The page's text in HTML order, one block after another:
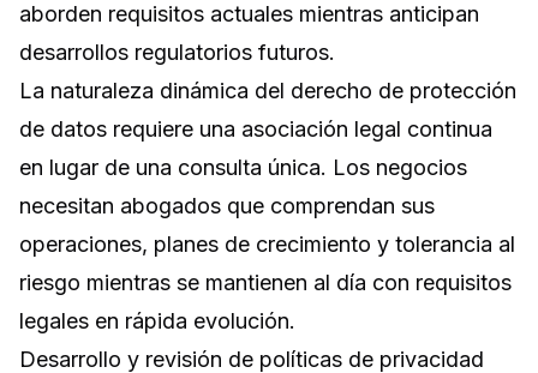
aborden requisitos actuales mientras anticipan
desarrollos regulatorios futuros.
La naturaleza dinámica del derecho de protección
de datos requiere una asociación legal continua
en lugar de una consulta única. Los negocios
necesitan abogados que comprendan sus
operaciones, planes de crecimiento y tolerancia al
riesgo mientras se mantienen al día con requisitos
legales en rápida evolución.
Desarrollo y revisión de políticas de privacidad